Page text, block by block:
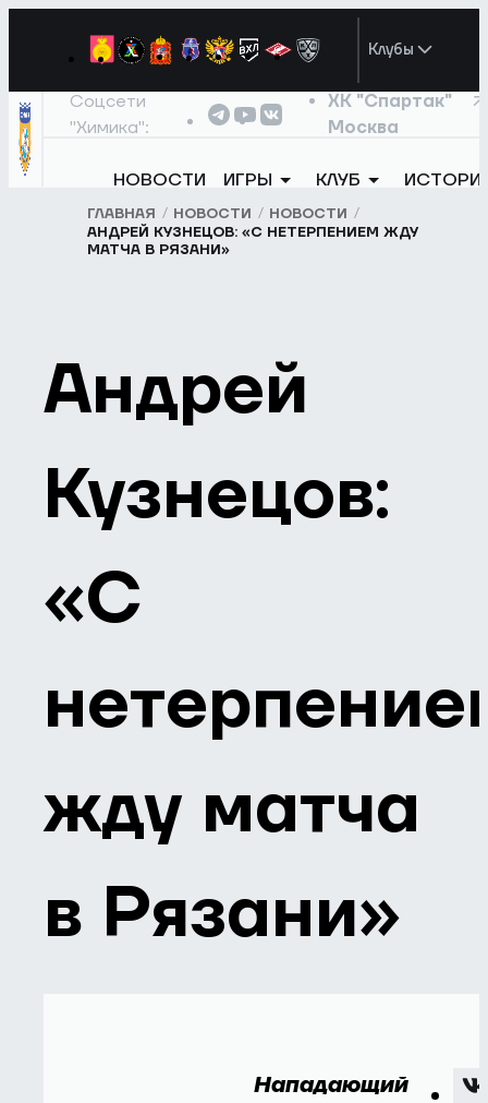
Клубы
Соцсети
"Химика":
ХК "Спартак"
Москва
НОВОСТИ ИГРЫ КЛУБ
ГЛАВНАЯ НОВОСТИ
НОВОСТИ
АНДРЕЙ КУЗНЕЦОВ: «С НЕТЕРПЕНИЕМ ЖДУ
МАТЧА В РЯЗАНИ»
Андрей
Кузнецов:
«С
жду матча
в Рязани»
Нападающий